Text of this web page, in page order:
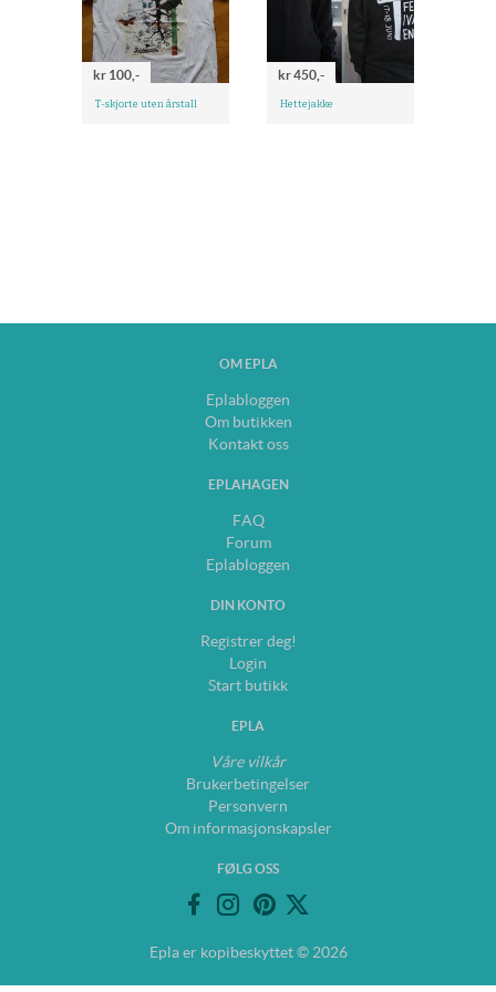
kr 100,-
T-skjorte uten årstall
kr 450,-
Hettejakke
OM EPLA
Eplabloggen
Om butikken
Kontakt oss
EPLAHAGEN
FAQ
Forum
Eplabloggen
DIN KONTO
Registrer deg!
Login
Start butikk
EPLA
Våre vilkår
Brukerbetingelser
Personvern
Om informasjonskapsler
FØLG OSS
Epla er kopibeskyttet © 2026